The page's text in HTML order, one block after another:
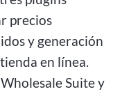
precios
y generación
en línea.
Suite y